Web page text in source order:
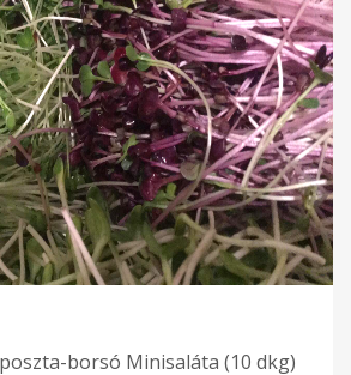
nem használok a minisaláták
műanyag zacskót vagy
felcímkézve, szabászati maradék
megvarrt textilzsákokban érkeznek a
az átadó napon. A
átrakhatod saját dobozodba
a kosárközösség pedig visszajuttatja
Azonban nyugodtan haza is viheted
minisalátádat. Ez esetben kérlek, hogy
juttasd vissza a Dombvidék
részére, hogy újból fel tudjam
megrendelés környezettudatos
hálásan köszönöm.
borsó Minisaláta (10 dkg)